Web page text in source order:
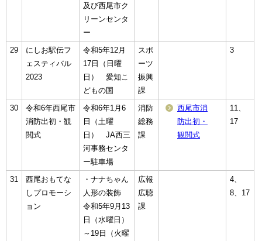
及び西尾市ク
リーンセンタ
ー
29
にしお駅伝フ
ェスティバル
2023
令和5年12月
17日（日曜
日） 愛知こ
どもの国
スポ
ーツ
振興
課
3
30
令和6年西尾市
消防出初・観
閲式
令和6年1月6
日（土曜
日） JA西三
河事務センタ
ー駐車場
消防
総務
課
西尾市消
防出初・
観閲式
11、
17
31
西尾おもてな
しプロモーシ
ョン
・ナナちゃん
人形の装飾
令和5年9月13
日（水曜日）
～19日（火曜
広報
広聴
課
4、
8、17